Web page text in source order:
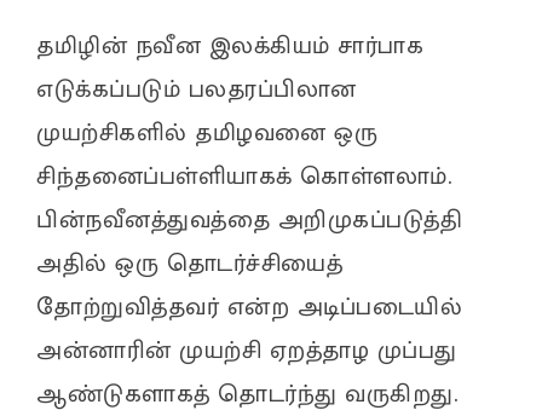
தமிழின் நவீன இலக்கியம் சார்பாக
எடுக்கப்படும் பலதரப்பிலான
முயற்சிகளில் தமிழவனை ஒரு
சிந்தனைப்பள்ளியாகக் கொள்ளலாம்.
பின்நவீனத்துவத்தை அறிமுகப்படுத்தி
அதில் ஒரு தொடர்ச்சியைத்
தோற்றுவித்தவர் என்ற அடிப்படையில்
அன்னாரின் முயற்சி ஏறத்தாழ முப்பது
ஆண்டுகளாகத் தொடர்ந்து வருகிறது.